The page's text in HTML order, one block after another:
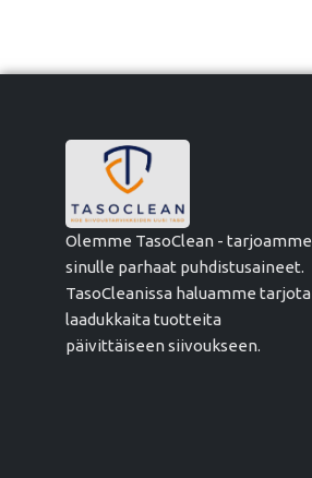
Olemme TasoClean - tarjoamme
sinulle parhaat puhdistusaineet.
TasoCleanissa haluamme tarjota
laadukkaita tuotteita
päivittäiseen siivoukseen.